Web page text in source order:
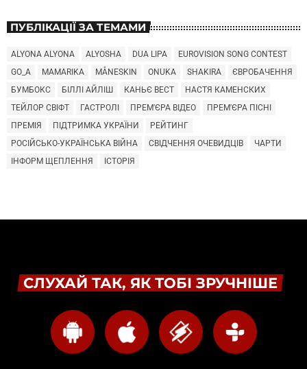
ПУБЛІКАЦІЇ ЗА ТЕМАМИ
ALYONA ALYONA ALYOSHA DUA LIPA
EUROVISION SONG CONTEST
GO_A
MAMARIKA MÅNESKIN ONUKA SHAKIRA
ЄВРОБАЧЕННЯ
БУМБОКС
БІЛЛІ АЙЛІШ КАНЬЄ ВЕСТ
НАСТЯ КАМЕНСКИХ
ТЕЙЛОР СВІФТ
ГАСТРОЛІ ПРЕМ'ЄРА ВІДЕО
ПРЕМ'ЄРА ПІСНІ
ПРЕМІЯ
ПІДТРИМКА УКРАЇНИ
РЕЙТИНГ
РОСІЙСЬКО-УКРАЇНСЬКА ВІЙНА
СВІДЧЕННЯ ОЧЕВИДЦІВ
ЧАРТИ
ІНФОРМ ЩЕПЛЕННЯ
ІСТОРІЯ
СЛУХАЙ ТАК, ЯК ТОБІ ЗРУЧНІШЕ